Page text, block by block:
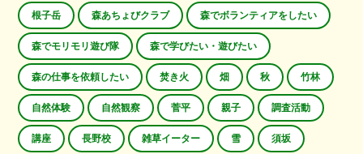
根子岳 森あちょびクラブ 森でボランティアをしたい
森でモリモリ遊び隊 森で学びたい・遊びたい
森の仕事を依頼したい 焚き火 畑 秋 竹林
自然体験 自然観察 菅平 親子 調査活動
講座 長野校 雑草イーター 雪 須坂